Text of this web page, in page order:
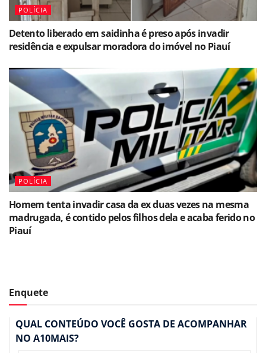
POLÍCIA
Detento liberado em saidinha é preso após invadir
residência e expulsar moradora do imóvel no Piauí
POLÍCIA
Homem tenta invadir casa da ex duas vezes na mesma
madrugada, é contido pelos filhos dela e acaba ferido no
Piauí
Enquete
QUAL CONTEÚDO VOCÊ GOSTA DE ACOMPANHAR
NO A10MAIS?